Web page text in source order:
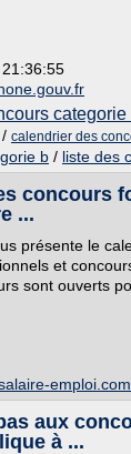
categorie
/ calendrier des
b / liste des
concours
...
présente le
et
sont ouverts
emploi.com
aux
à ...